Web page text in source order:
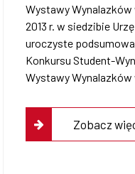
Wystawy Wynalazków
2013 r. w siedzibie
uroczyste
Konkursu Student-
Wystawy
Zobacz